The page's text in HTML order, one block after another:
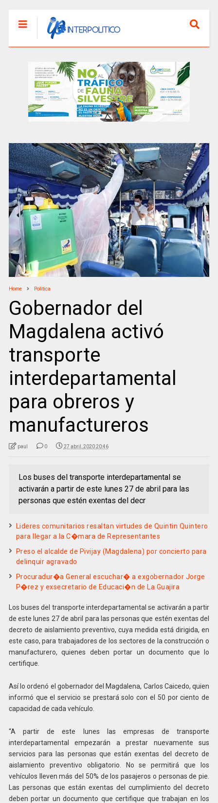
Home Politica
Gobernador del
Magdalena activó
transporte
interdepartamental
para obreros y
manufactureros
paul 0 27 abril, 2020 20:46
Los buses del transporte interdepartamental se
activarán a partir de este lunes 27 de abril para las
personas que estén exentas del decr
Lideres comunitarios resaltan virtudes de Quintin Quintero
para llegar a la C�mara de Representantes
Preso el alcalde de Pivijay (Magdalena) por concierto para
delinquir agravado
Procuradur�a General escuchar� a exgobernador Jorge
P�rez y exsecretario de Educaci�n de La Guajira
Los buses del transporte interdepartamental se activarán a partir
de este lunes 27 de abril para las personas que estén exentas del
decreto de aislamiento preventivo, cuya medida está dirigida, en
este caso, para trabajadores de los sectores de la construcción o
manufacturero, quienes deben portar un documento que lo
certifique.
Así lo ordenó el gobernador del Magdalena, Carlos Caicedo, quien
informó que el servicio se prestará solo con el 50 por ciento de
capacidad de cada vehículo.
“A partir de este lunes las empresas de transporte
interdepartamental empezarán a prestar nuevamente sus
servicios para las personas que están exentas del decreto de
aislamiento preventivo obligatorio. No se permitirá que los
vehículos lleven más del 50% de los pasajeros o personas de pie.
Las personas que están exentas del cumplimiento del decreto
deben portar un documento que certifique que trabajan en los